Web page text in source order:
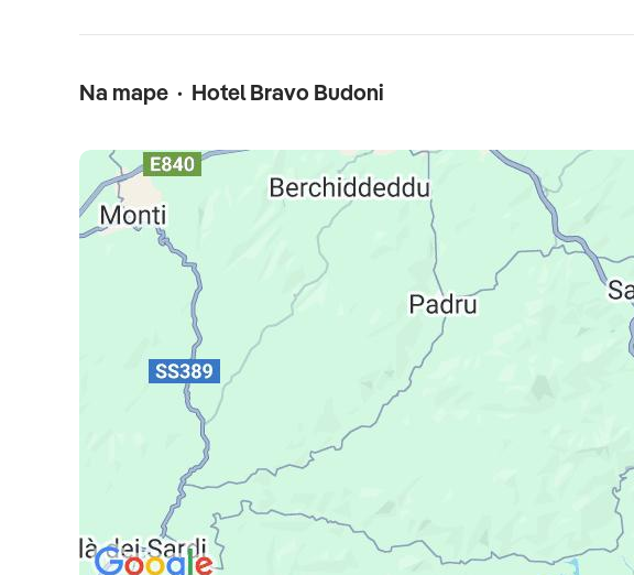
servisné poplatky (letiskové poplatky, bezpečnostná taxa, iné poplatky
transfery)
Celková cena nezahŕňa
pobytovú taxu, 2,50€/osoba/deň, ktorá sa platí priamo na mieste v
pobytu pri check ine, komplexné cestovné poistenie
Oficiálne hodnotenie
Na mape · Hotel Bravo Budoni